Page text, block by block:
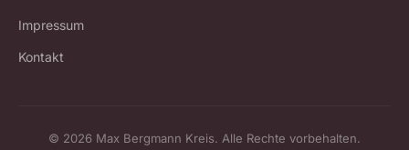
Impressum
Kontakt
© 2026 Max Bergmann Kreis. Alle Rechte vorbehalten.